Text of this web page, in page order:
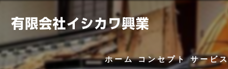
ホーム コンセプト サービ